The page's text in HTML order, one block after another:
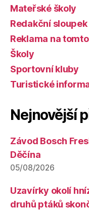
Mateřské školy
Redakční sloupek
Reklama na
Školy
Sportovní kluby
Turistické
Nejnovější
Závod Bosch
Děčína
05/08/2026
Uzavírky okolí
druhů ptáků